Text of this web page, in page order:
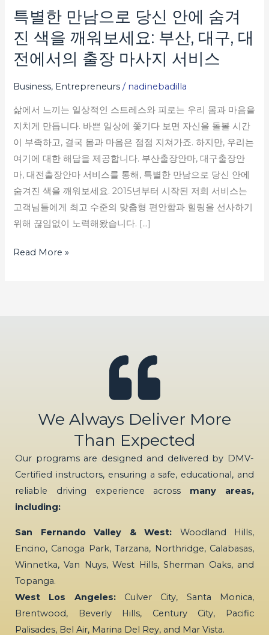
특별한 만남으로 당신 안에 숨겨
진 색을 깨워보세요: 부산, 대구, 대
전에서의 출장 마사지 서비스
Business, Entrepreneurs / nadinebadilla
삶에서 느끼는 일상적인 스트레스와 피로는 우리 몸과 마음을
지치게 만듭니다. 바쁜 일상에 쫓기다 보면 자신을 돌볼 시간
이 부족하고, 결국 몸과 마음은 점점 지쳐가죠. 하지만, 우리는
여기에 대한 해답을 제공합니다. 부산출장안마, 대구출장안
마, 대전출장안마 서비스를 통해, 특별한 만남으로 당신 안에
숨겨진 색을 깨워보세요. 2015년부터 시작된 저희 서비스는
고객님들에게 최고 수준의 맞춤형 편안함과 힐링을 선사하기
위해 끊임없이 노력해왔습니다. […]
특
별
한
만
로
당
신
안
에
숨
겨
진
을
마
사
지
서
비
스
Read More »
We Always Deliver More
Than Expected
Our programs are designed and delivered by DMV-
Certified instructors, ensuring a safe, educational, and
reliable driving experience across many areas,
including:
San Fernando Valley & West: Woodland Hills,
Encino, Canoga Park, Tarzana, Northridge, Calabasas,
Winnetka, Van Nuys, West Hills, Sherman Oaks, and
Topanga.
West Los Angeles:Culver City, Santa Monica,
Brentwood, Beverly Hills, Century City, Pacific
Palisades, Bel Air, Marina Del Rey, and Mar Vista.